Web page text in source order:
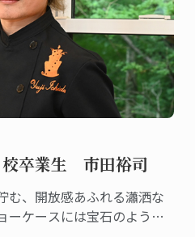
校卒業生 市田裕司
む、開放感あふれる瀟洒な
ーケースには宝石のように